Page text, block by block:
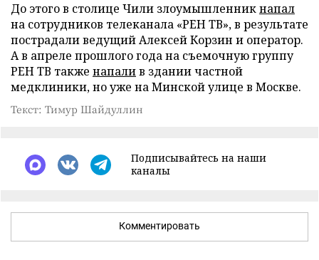
До этого в столице Чили злоумышленникнапал
на сотрудников телеканала «РЕН ТВ», в результате
пострадали ведущий Алексей Корзин и оператор.
А в апреле прошлого года на съемочную группу
РЕН ТВ также напалив здании частной
медклиники, но уже на Минской улице в Москве.
Текст: Тимур Шайдуллин
Подписывайтесь на наши
каналы
Комментировать